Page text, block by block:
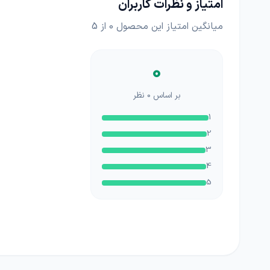
امتیاز و نظرات کاربران
میانگین امتیاز این محصول 0 از 5
0
بر اساس 0 نظر
1
2
3
4
5